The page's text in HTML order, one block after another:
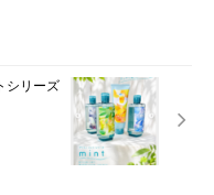
シリーズ